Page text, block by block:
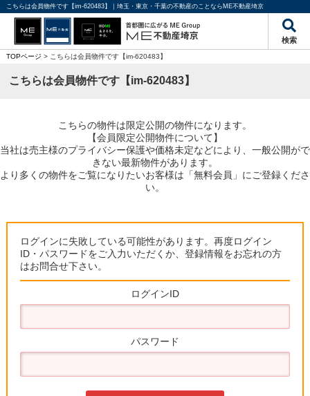
こちらは会員物件です【im-620483】｜埼玉・東京・千葉の不動産のことならME不動産埼京
検索
TOPページ > こちらは会員物件です【im-620483】
こちらは会員物件です【im-620483】
こちらの物件は限定公開の物件になります。
【会員限定公開物件について】
当社は売主様のプライバシー保護や価格未定などにより、一般公開がで
きない最新物件があります。
より多くの物件をご覧になりたいお客様は「無料会員」にご登録くださ
い。
ログインに失敗している可能性があります。再度ログイン
ID・パスワードをご入力いただくか、登録情報をお忘れの方
はお問合せ下さい。
ログインID
パスワード